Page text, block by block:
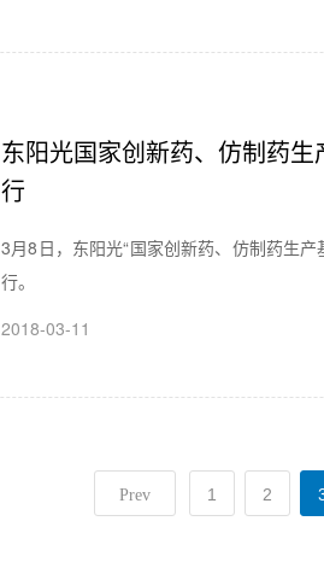
东阳光国家创新药、仿制药
行
3月8日，东阳光“国家创新药、仿制药生
行。
2018-03-11
Prev 1 2